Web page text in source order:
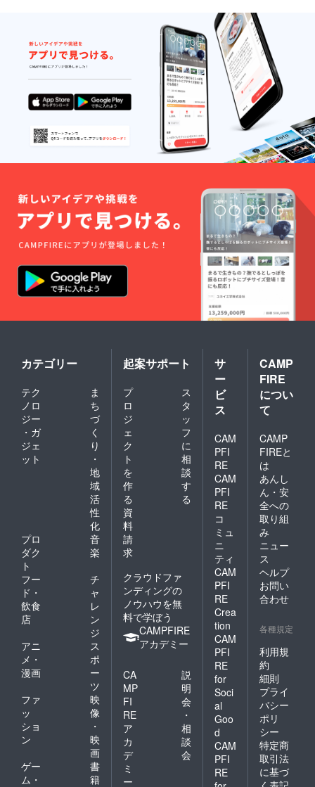
カテゴリー
テク
ノロ
ジー
・ガ
ジェ
ット
ま
ち
づ
く
り
・
地
域
活
性
化
プロ
ダク
ト
音
楽
フー
ド・
飲食
店
チ
ャ
レ
ン
ジ
アニ
メ・
漫画
ス
ポ
ー
ツ
ファ
ッ
ショ
ン
映
像
・
映
画
ゲー
ム・
書
籍
起案サポート
プ
ロ
ジ
ェ
ク
ト
を
作
る
ス
タ
ッ
フ
に
相
談
す
る
資
料
請
求
クラウドファ
ンディングの
ノウハウを無
料で学ぼう
CAMPFIRE
アカデミー
CA
MP
FI
RE
ア
カ
デ
ミ
ー
説
明
会
・
相
談
会
サ
ー
ビ
ス
CAM
PFI
RE
CAM
PFI
RE
コ
ミュ
ニ
ティ
CAM
PFI
RE
Crea
tion
CAM
PFI
RE
for
Soci
al
Goo
d
CAM
PFI
RE
CAMP
FIRE
につい
て
CAMP
FIREと
は
あんし
ん・安
全への
取り組
み
ニュー
ス
ヘルプ
お問い
合わせ
各種規定
利用規
約
細則
プライ
バシー
ポリ
シー
特定商
取引法
に基づ